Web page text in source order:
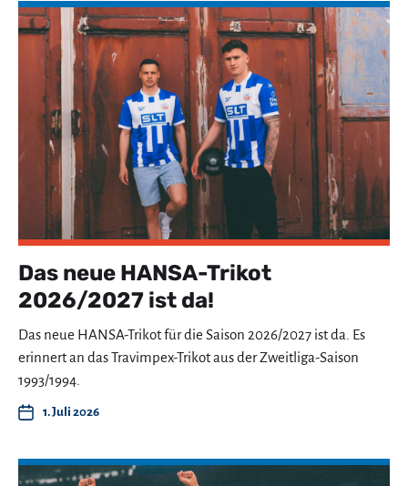
Das neue HANSA-Trikot
2026/2027 ist da!
Das neue HANSA-Trikot für die Saison 2026/2027 ist da. Es
erinnert an das Travimpex-Trikot aus der Zweitliga-Saison
1993/1994.
1. Juli 2026